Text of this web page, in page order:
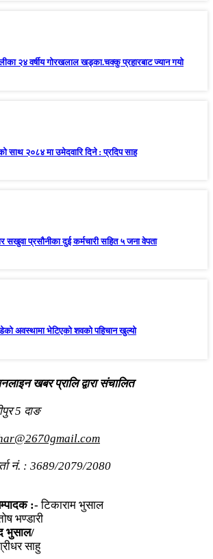
२४ वर्षीय गोरखलाल खड्का.चक्कु प्रहारबाट ज्यान गयो
साथ २०८४ मा उमेदवारि दिने : प्रदिप साह
सखुवा प्रसाैनीका दुई कर्मचारी सहित ५ जना वेपता
अवस्थामा भेटिएको शवको पहिचान खुल्यो
खबर प्रालि द्वारा संचालित
5 दाङ
नं. : 3689/2079/2080
:-टिकाराम भुसाल
भण्डारी
भुसाल/
साहु